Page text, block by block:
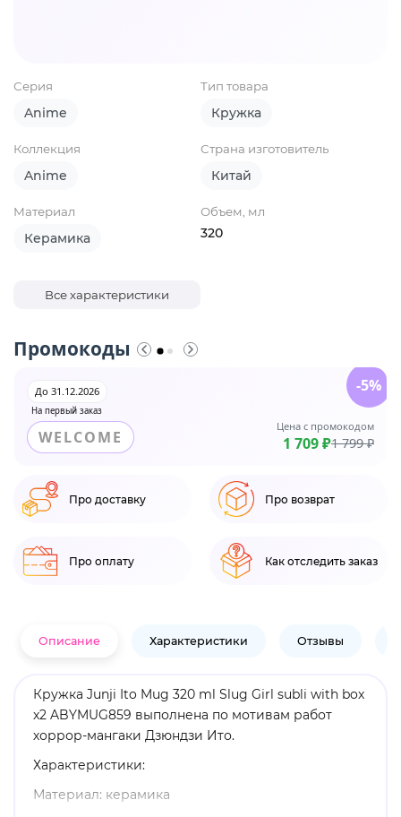
Серия
Anime
Тип товара
Кружка
Коллекция
Anime
Страна изготовитель
Китай
Материал
Керамика
Объем, мл
320
Все характеристики
Промокоды
На первый заказ
До 31.12.2026
WELCOME
Цена с промокодом
1 709 ₽1 799 ₽
-5%
Про доставку Про возврат
Про оплату Как отследить заказ
Описание Характеристики Отзывы
Кружка Junji Ito Mug 320 ml Slug Girl subli with box
x2 ABYMUG859 выполнена по мотивам работ
хоррор-мангаки Дзюндзи Ито.
Характеристики:
Материал: керамика